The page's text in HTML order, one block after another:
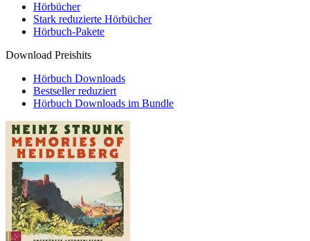
Hörbücher
Stark reduzierte Hörbücher
Hörbuch-Pakete
Download Preishits
Hörbuch Downloads
Bestseller reduziert
Hörbuch Downloads im Bundle